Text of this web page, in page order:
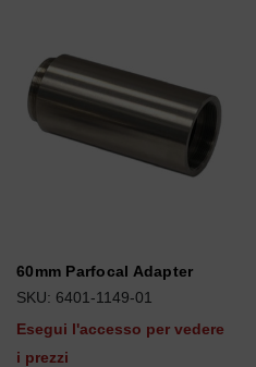
60mm Parfocal Adapter
SKU: 6401-1149-01
Esegui l'accesso per vedere
i prezzi